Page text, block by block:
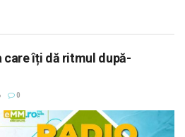
care îți dă ritmul după-
0